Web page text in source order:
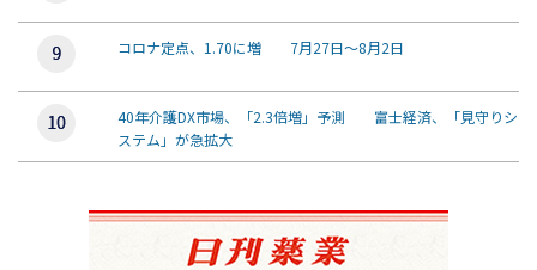
コロナ定点、1.70に増 7月27日～8月2日
40年介護DX市場、「2.3倍増」予測 富士経済、「見守りシ
ステム」が急拡大